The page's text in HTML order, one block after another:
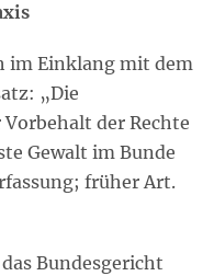
im Einklang mit dem
„Die
der Rechte
Gewalt im Bunde
früher Art.
Bundesgericht